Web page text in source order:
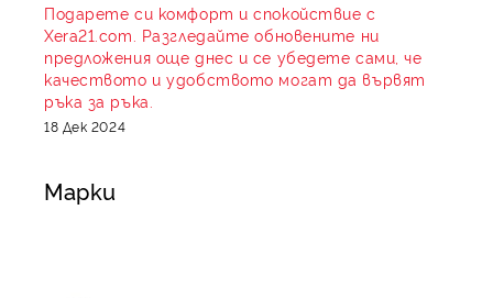
Колектори Luxor и Fornara
Изработени от висококачествен месинг,
нашите колектори предлагат от 2 до 12
извода. Подходящи за радиаторно
алуминиева вложка.
Подарете си комфорт и спокойствие с
Xera21.com. Разгледайте обновените ни
предложения още днес и се убедете сами, че
качеството и удобството могат да вървят
ръка за ръка.
18 Дек 2024
Марки